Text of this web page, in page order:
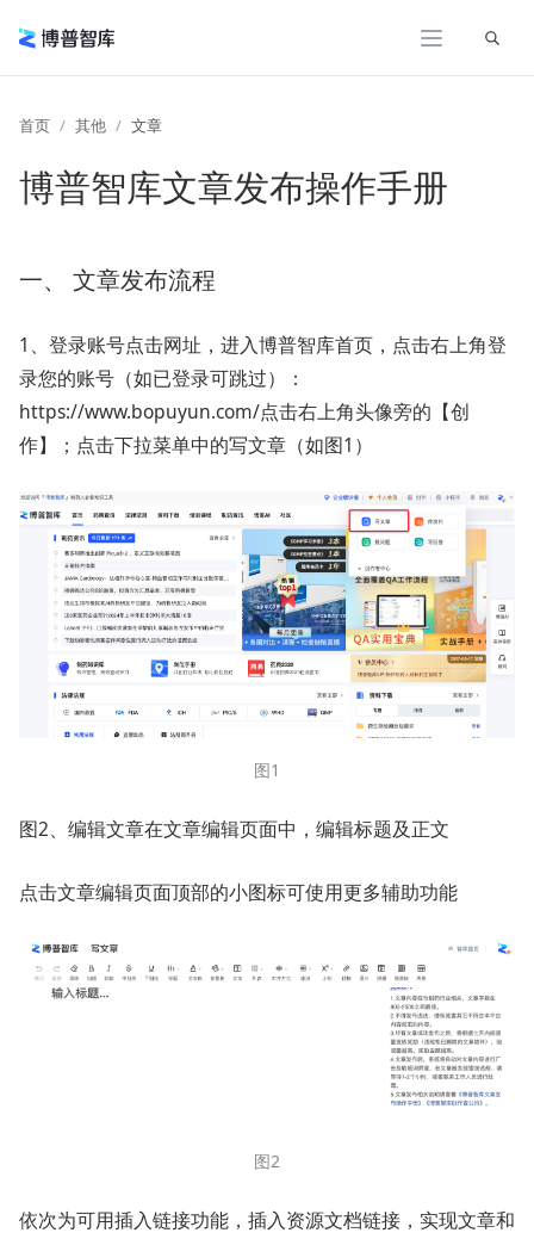
展开
首页 其他 文章
博普智库文章发布操作手册
一、 文章发布流程
1、登录账号点击网址，进入博普智库首页，点击右上角登
录您的账号（如已登录可跳过）：
https://www.bopuyun.com/点击右上角头像旁的【创
作】；点击下拉菜单中的写文章（如图1）
图1
图2、编辑文章在文章编辑页面中，编辑标题及正文
点击文章编辑页面顶部的小图标可使用更多辅助功能
图2
依次为可用插入链接功能，插入资源文档链接，实现文章和